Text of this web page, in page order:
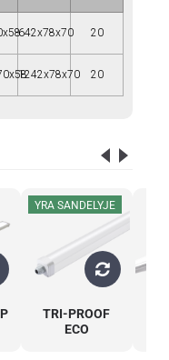
642x78x70 20
1242x78x70 20
YRA SANDELYJE
TRI-PROOF
ECO